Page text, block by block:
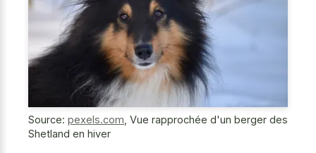
Source: pexels.com Vue rapprochée d'un berger des
Shetland en hiver